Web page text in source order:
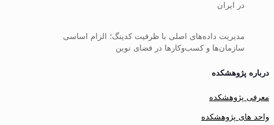
در ایران
مدیریت داده‌های اصلی با ظرفیت کدینگ؛ الزام اساسی
سازمان‌ها و کسب‌وکارها در فضای نوین
درباره پژوهشکده
معرفی پژوهشکده
واحد های پژوهشکده